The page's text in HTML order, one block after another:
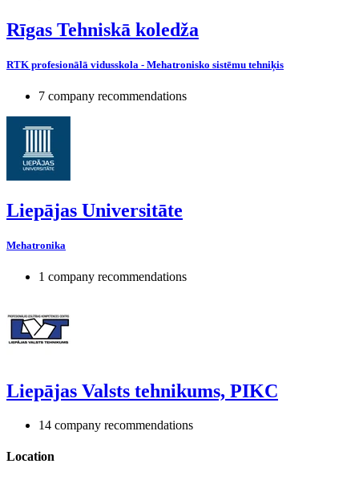
Rīgas Tehniskā koledža
RTK profesionālā vidusskola - Mehatronisko sistēmu tehniķis
7 company recommendations
Liepājas Universitāte
Mehatronika
1 company recommendations
Liepājas Valsts tehnikums, PIKC
14 company recommendations
Location